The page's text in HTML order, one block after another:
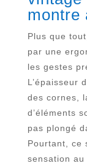
montre
Plus que
par une
les gestes
L’épaisseur
des cornes,
d’éléments
pas plongé
Pourtant, ce
sensation